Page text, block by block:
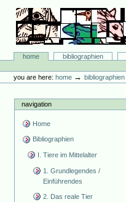
content.
navigation
Bibliographie-Portal
Sectionshome bibliographien
tools
you are here: home →bibliographien
navigation
Home
Bibliographien
I. Tiere im Mittelalter
1. Grundlegendes /
Einführendes
2. Das reale Tier